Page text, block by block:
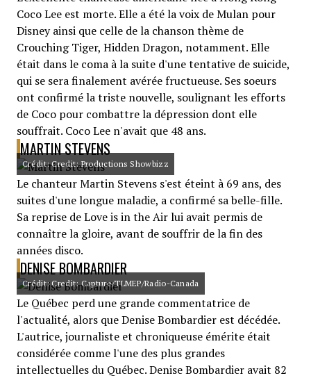
Coco Lee est morte. Elle a été la voix de Mulan pour
Disney ainsi que celle de la chanson thème de
Crouching Tiger, Hidden Dragon, notamment. Elle
était dans le coma à la suite d'une tentative de suicide,
qui se sera finalement avérée fructueuse. Ses soeurs
ont confirmé la triste nouvelle, soulignant les efforts
de Coco pour combattre la dépression dont elle
souffrait. Coco Lee n'avait que 48 ans.
MARTIN STEVENS
Crédit: Credit: Productions Showbizz
Le chanteur Martin Stevens s'est éteint à 69 ans, des
suites d'une longue maladie, a confirmé sa belle-fille.
Sa reprise de Love is in the Air lui avait permis de
connaître la gloire, avant de souffrir de la fin des
années disco.
DENISE BOMBARDIER
Crédit: Credit: Capture/TLMEP/Radio-Canada
Le Québec perd une grande commentatrice de
l'actualité, alors que Denise Bombardier est décédée.
L'autrice, journaliste et chroniqueuse émérite était
considérée comme l'une des plus grandes
intellectuelles du Québec. Denise Bombardier avait 82